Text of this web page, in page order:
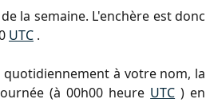
la semaine. L'enchère est donc
UTC .
quotidiennement à votre nom, la
(à 00h00 heure UTC ) en